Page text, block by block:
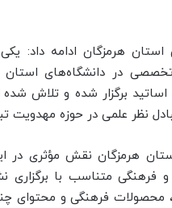
هرمزگان ادامه داد:
در دانشگاه‌های
برگزار شده و تلاش
نظر علمی در حوزه مهدویت
هرمزگان نقش مؤثری در
فرهنگی متناسب با برگزاری
فرهنگی و محتوای